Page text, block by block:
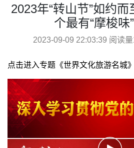
2023年“转山节”如约
个最有“摩梭味
2023-09-09 22:03:39 阅读
点击进入专题《世界文化旅游名城》